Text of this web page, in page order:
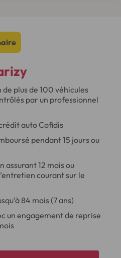
plus de 100 véhicules
par un professionnel
auto Cofidis
pendant 15 jours ou
assurant 12 mois ou
courant sur le
84 mois (7 ans)
un engagement de reprise